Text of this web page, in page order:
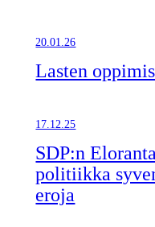
20.01.26
Lasten
17.12.25
SDP:n
politiikka
eroja